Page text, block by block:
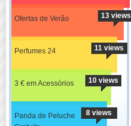
Ofertas de Verão 13 views
Perfumes 24 11 views
3 € em Acessórios 10 views
Panda de Peluche
8 views